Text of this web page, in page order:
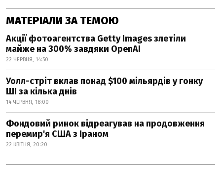
МАТЕРІАЛИ ЗА ТЕМОЮ
Акції фотоагентства Getty Images злетіли
майже на 300% завдяки OpenAI
22 ЧЕРВНЯ, 14:50
Уолл-стріт вклав понад $100 мільярдів у гонку
ШІ за кілька днів
14 ЧЕРВНЯ, 18:00
Фондовий ринок відреагував на продовження
перемир'я США з Іраном
22 КВІТНЯ, 20:20